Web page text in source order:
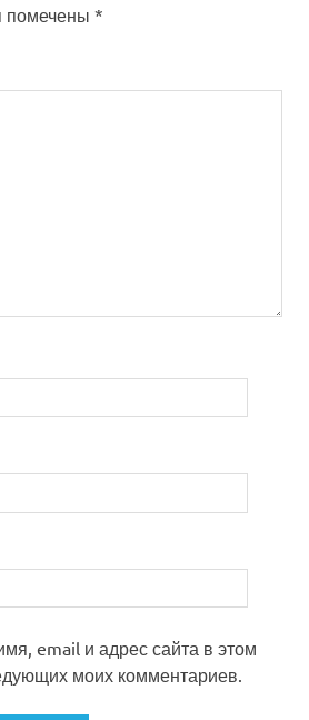
помечены *
email и адрес сайта в этом
моих комментариев.